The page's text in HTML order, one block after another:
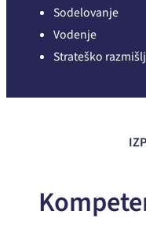
Sodelovanje
Vodenje
Strateško